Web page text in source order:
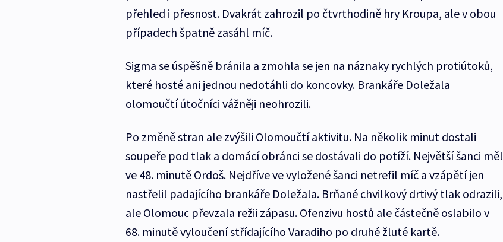
přehled i přesnost. Dvakrát zahrozil po čtvrthodině hry Kroupa, ale v obou
případech špatně zasáhl míč.
Sigma se úspěšně bránila a zmohla se jen na náznaky rychlých protiútoků,
které hosté ani jednou nedotáhli do koncovky. Brankáře Doležala
olomoučtí útočníci vážněji neohrozili.
Po změně stran ale zvýšili Olomoučtí aktivitu. Na několik minut dostali
soupeře pod tlak a domácí obránci se dostávali do potíží. Největší šanci měl
ve 48. minutě Ordoš. Nejdříve ve vyložené šanci netrefil míč a vzápětí jen
nastřelil padajícího brankáře Doležala. Brňané chvilkový drtivý tlak odrazili,
ale Olomouc převzala režii zápasu. Ofenzivu hostů ale částečně oslabilo v
68. minutě vyloučení střídajícího Varadiho po druhé žluté kartě.